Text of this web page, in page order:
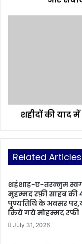
नि
बी
का
ऐ
ह
त
मा
रा
त
ल्हे
आ
यो
त
शहीदों की याद
Related Articles
शहंशाह-ए-तरन्नुम
मुहम्मद रफ़ी साहब की
पुण्यतिथि के अवसर
किये गये मोहम्मद रफी
July 31, 2026